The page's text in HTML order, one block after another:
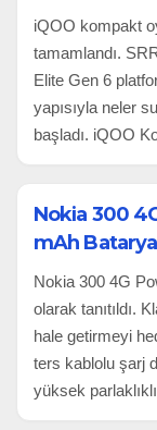
iQOO kompakt
tamamlandı.
Elite Gen 6
yapısıyla neler
başladı. iQOO
Nokia 300
mAh
Nokia 300 4G
olarak tanıtıldı.
hale getirmeyi
ters kablolu şarj
yüksek